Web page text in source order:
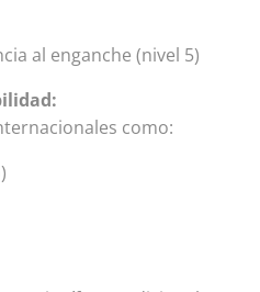
al enganche (nivel 5)
como: